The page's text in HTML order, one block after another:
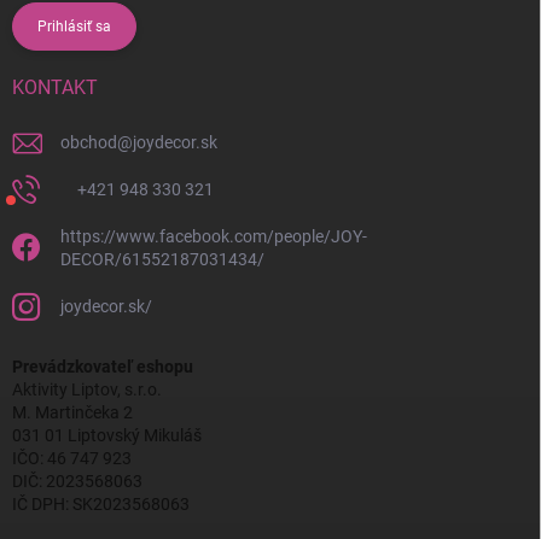
Prihlásiť sa
KONTAKT
obchod@joydecor.sk
+421 948 330 321
https://www.facebook.com/people/JOY-
DECOR/61552187031434/
joydecor.sk/
Prevádzkovateľ eshopu
Aktivity Liptov, s.r.o.
M. Martinčeka 2
031 01 Liptovský Mikuláš
IČO: 46 747 923
DIČ: 2023568063
IČ DPH: SK2023568063